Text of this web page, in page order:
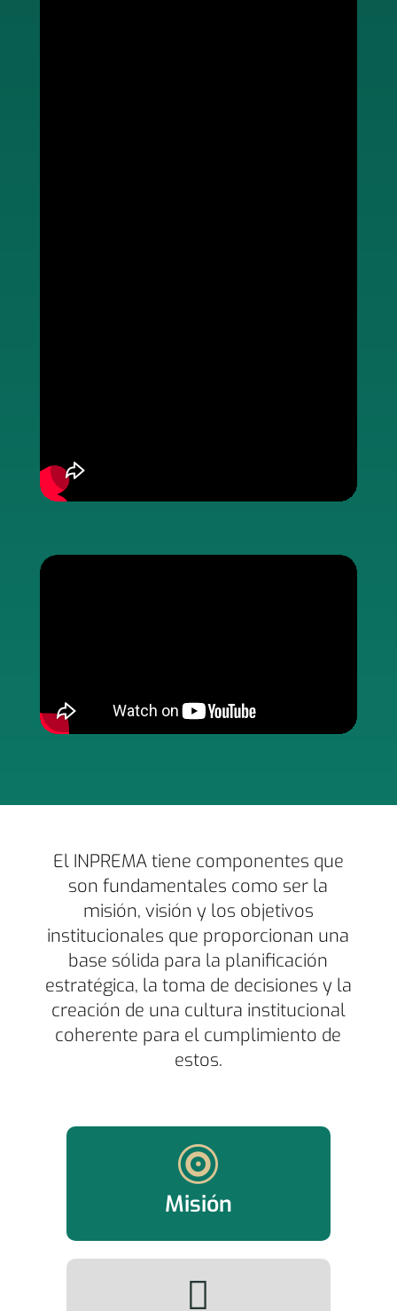
El INPREMA tiene componentes que
son fundamentales como ser la
misión, visión y los objetivos
institucionales que proporcionan una
base sólida para la planificación
estratégica, la toma de decisiones y la
creación de una cultura institucional
coherente para el cumplimiento de
estos.

Misión
